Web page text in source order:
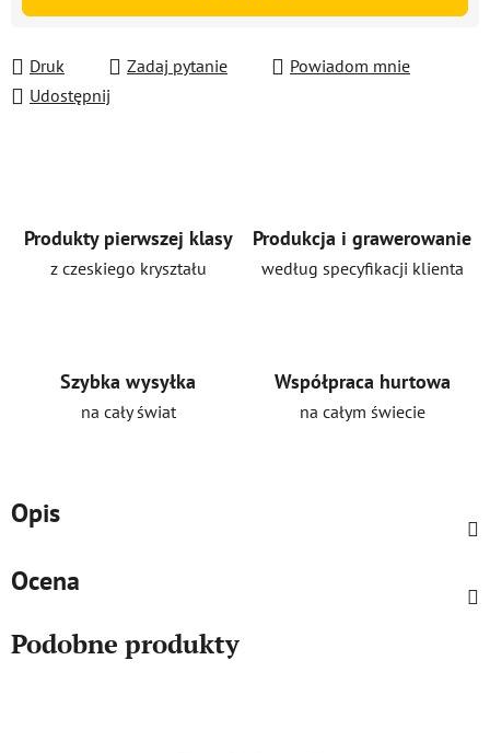
Druk Zadaj pytanie
Powiadom mnie
Udostępnij
Produkty pierwszej klasy
z czeskiego kryształu
Produkcja i grawerowanie
według specyfikacji klienta
Szybka wysyłka
na cały świat
Współpraca hurtowa
na całym świecie
Opis
Ocena
Podobne produkty